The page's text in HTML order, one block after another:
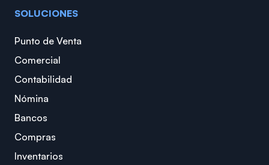
SOLUCIONES
Punto de Venta
Comercial
Contabilidad
Nómina
Bancos
Compras
Inventarios